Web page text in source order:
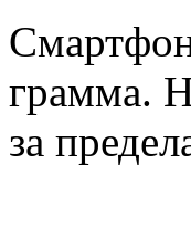
грамма.
за